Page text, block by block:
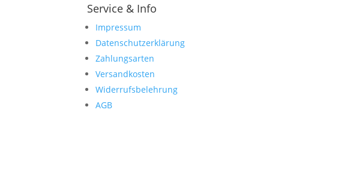
Service & Info
Impressum
Datenschutzerklärung
Zahlungsarten
Versandkosten
Widerrufsbelehrung
AGB